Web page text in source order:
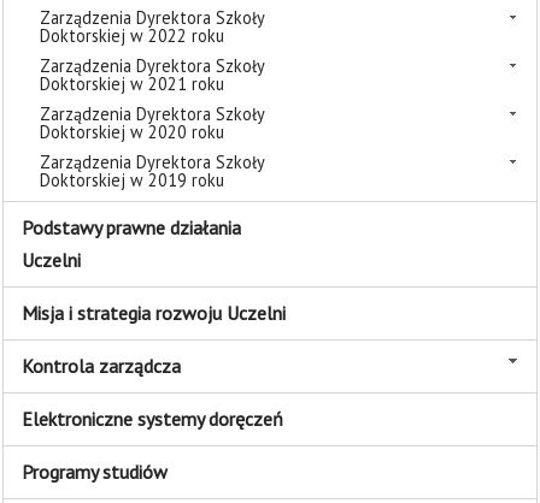
Zarządzenia Dyrektora Szkoły
Doktorskiej w 2022 roku
Zarządzenia Dyrektora Szkoły
Doktorskiej w 2021 roku
Zarządzenia Dyrektora Szkoły
Doktorskiej w 2020 roku
Zarządzenia Dyrektora Szkoły
Doktorskiej w 2019 roku
Podstawy prawne działania
Uczelni
Misja i strategia rozwoju Uczelni
Kontrola zarządcza
Elektroniczne systemy doręczeń
Programy studiów